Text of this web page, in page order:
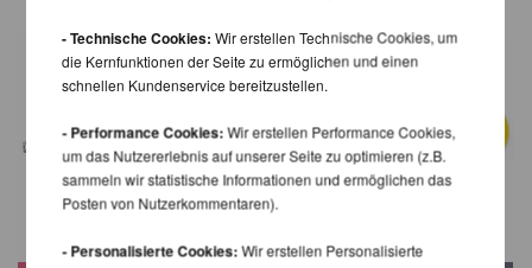
- Technische Cookies: Wir erstellen Technische Cookies, um
die Kernfunktionen der Seite zu ermöglichen und einen
schnellen Kundenservice bereitzustellen.
- Performance Cookies:Wir erstellen Performance Cookies,
um das Nutzererlebnis auf unserer Seite zu optimieren (z.B.
sammeln wir statistische Informationen und ermöglichen das
Posten von Nutzerkommentaren).
- Personalisierte Cookies:Wir erstellen Personalisierte